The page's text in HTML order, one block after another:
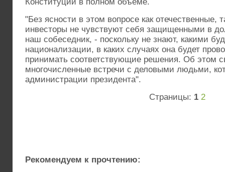
"Без ясности в этом вопросе как отечественные,
инвесторы не чувствуют себя защищенными в
наш собеседник, - поскольку не знают, какими
национализации, в каких случаях она будет
принимать соответствующие решения. Об этом
многочисленные встречи с деловыми людьми,
администрации президента".
Страницы: 1 2
Рекомендуем к прочтению: